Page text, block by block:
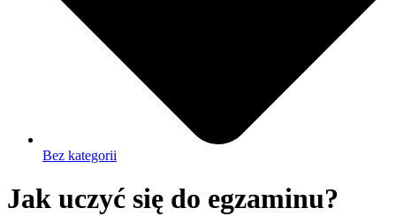
Bez kategorii
Jak uczyć się do egzaminu?